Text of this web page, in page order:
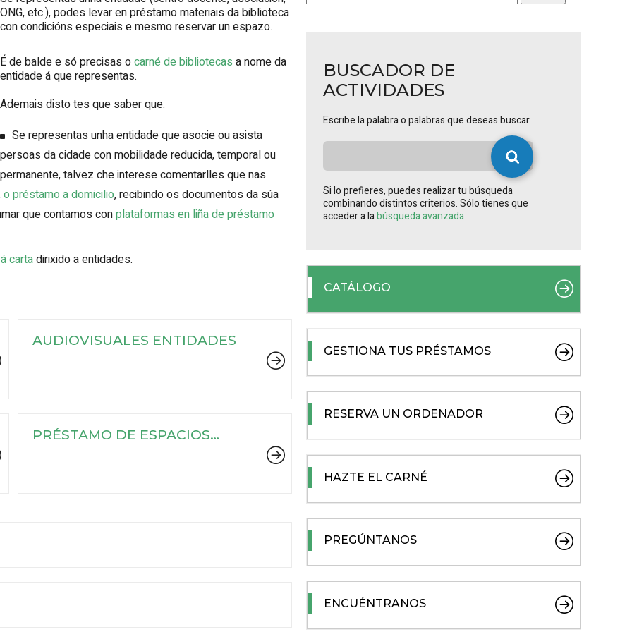
ONG, etc.), podes levar en préstamo materiais da biblioteca
con condicións especiais e mesmo reservar un espazo.
É de balde e só precisas ocarné de bibliotecas a nome da
entidade á que representas.
Ademais disto tes que saber que:
Se representas unha entidade que asocie ou asista
persoas da cidade con mobilidade reducida, temporal ou
permanente, talvez che interese comentarlles que nas
o préstamo a domicilio, recibindo os documentos da súa
que contamos conplataformas en liña de préstamo
cartadirixido a entidades.
AUDIOVISUALES ENTIDADES
PRÉSTAMO DE ESPACIOS
BUSCADOR DE
ACTIVIDADES
Escribe la palabra o palabras que deseas buscar
Si lo prefieres, puedes realizar tu búsqueda
combinando distintos criterios. Sólo tienes que
acceder a labúsqueda avanzada
CATÁLOGO
GESTIONA TUS PRÉSTAMOS
RESERVA UN ORDENADOR
HAZTE EL CARNÉ
PREGÚNTANOS
ENCUÉNTRANOS